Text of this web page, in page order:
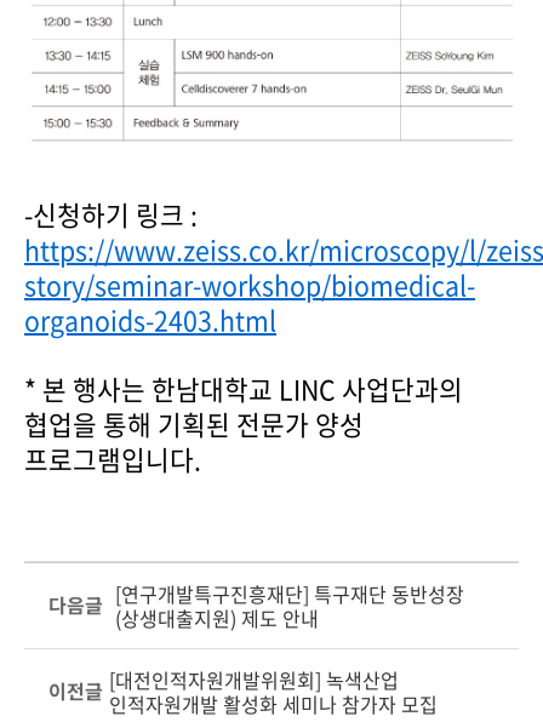
-신청하기 링크 :
https://www.zeiss.co.kr/microscopy/l/
story/seminar-workshop/biomedical-
organoids-2403.html
* 본 행사는 한남대학교 LINC 사업단과의
협업을 통해 기획된 전문가 양성
프로그램입니다.
다음글 [연구개발특구진흥재단] 특구재단 동반성장
(상생대출지원) 제도 안내
이전글 [대전인적자원개발위원회] 녹색산업
인적자원개발 활성화 세미나 참가자 모집